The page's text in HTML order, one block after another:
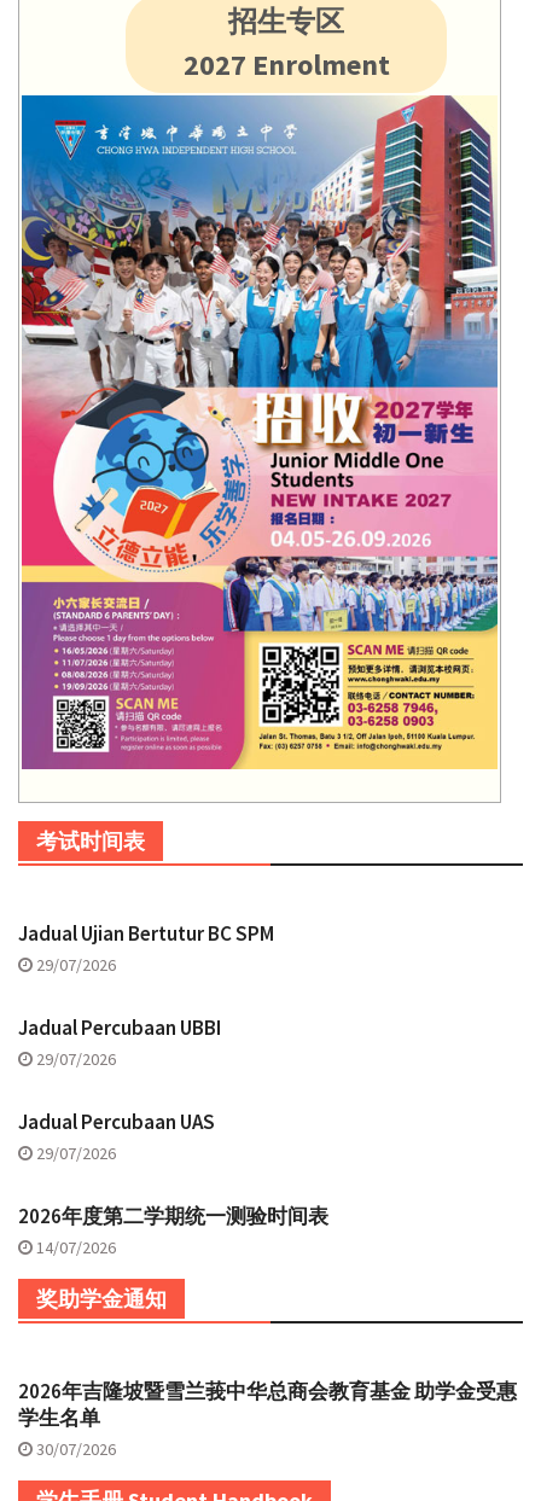
招生专区
2027 Enrolment
考试时间表
Jadual Ujian Bertutur BC SPM
29/07/2026
Jadual Percubaan UBBI
29/07/2026
Jadual Percubaan UAS
29/07/2026
2026年度第二学期统一测验时间表
14/07/2026
奖助学金通知
2026年吉隆坡暨雪兰莪中华总商会教育基金 助学金受惠
学生名单
30/07/2026